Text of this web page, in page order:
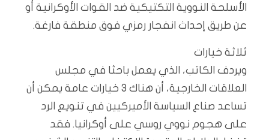
الأسلحة النووية التكتيكية ضد القوات الأوكرانية أو
عن طريق إحداث انفجار رمزي فوق منطقة فارغة.
ثلاثة خيارات
ويردف الكاتب، الذي يعمل باحثا في مجلس
العلاقات الخارجية، أن هناك 3 خيارات عامة يمكن أن
تساعد صناع السياسة الأميركيين في تنويع الرد
على هجوم نووي روسي على أوكرانيا. فقد